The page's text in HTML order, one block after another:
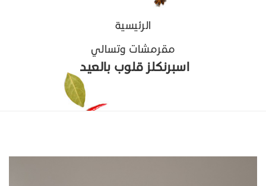
الرئيسية
مقرمشات وتسالي
اسبرنكلز قلوب بالعيد